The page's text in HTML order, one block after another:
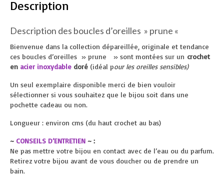
Description
Description des boucles d’oreilles » prune «
Bienvenue dans la collection dépareillée, originale et tendance
ces boucles d’oreilles » prune » sont montées sur un crochet
en acier inoxydable doré (idéal pour les oreilles sensibles)
Un seul exemplaire disponible merci de bien vouloir
sélectionner si vous souhaitez que le bijou soit dans une
pochette cadeau ou non.
Longueur : environ cms (du haut crochet au bas)
~ CONSEILS D’ENTRETIEN ~ :
Ne pas mettre votre bijou en contact avec de l’eau ou du parfum.
Retirez votre bijou avant de vous doucher ou de prendre un
bain.